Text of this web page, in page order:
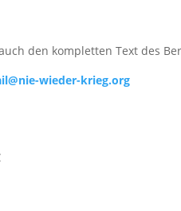
den kompletten Text des
wieder-krieg.org